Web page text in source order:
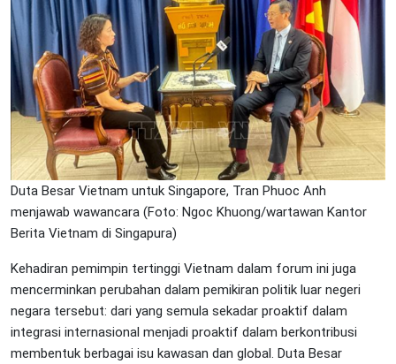
Duta Besar Vietnam untuk Singapore, Tran Phuoc Anh
menjawab wawancara (Foto: Ngoc Khuong/wartawan Kantor
Berita Vietnam di Singapura)
Kehadiran pemimpin tertinggi Vietnam dalam forum ini juga
mencerminkan perubahan dalam pemikiran politik luar negeri
negara tersebut: dari yang semula sekadar proaktif dalam
integrasi internasional menjadi proaktif dalam berkontribusi
membentuk berbagai isu kawasan dan global. Duta Besar